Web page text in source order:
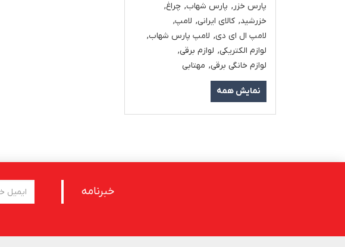
پارس خزر, پارس شهاب, چراغ,
خزرشید, کالای ایرانی, لامپ,
لامپ ال ای دی, لامپ پارس شهاب,
لوازم الکتریکی, لوازم برقی,
لوازم خانگی برقی, مهتابی
نمایش همه
خبرنامه